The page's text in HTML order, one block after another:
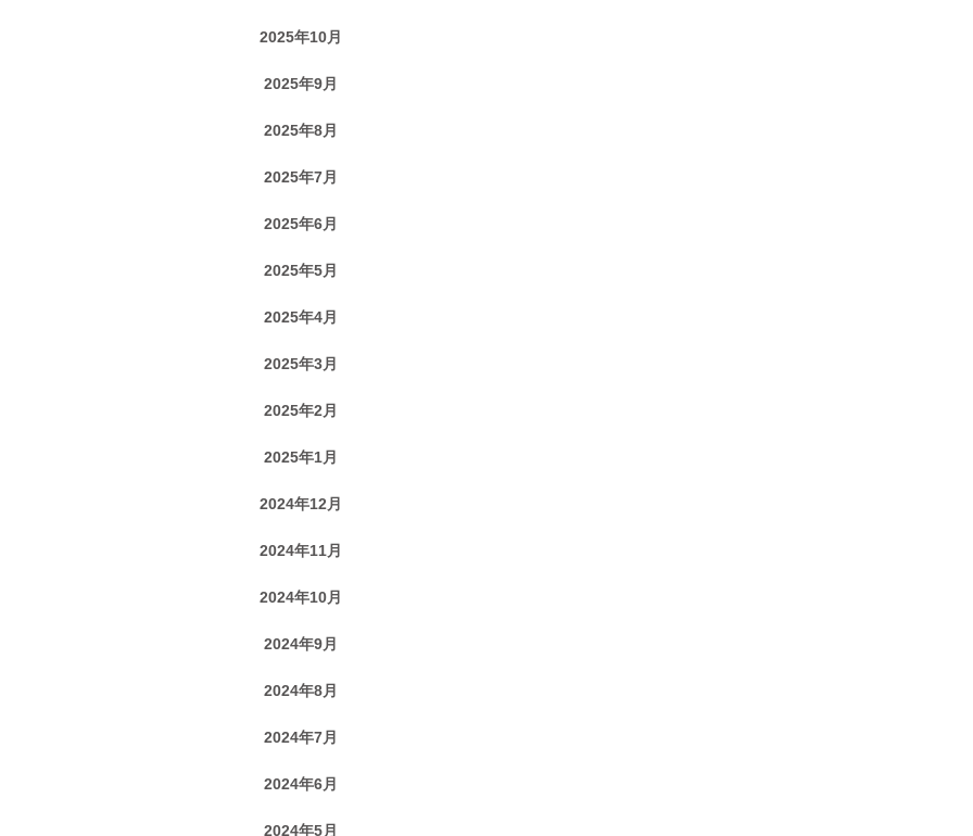
2025年10月
2025年9月
2025年8月
2025年7月
2025年6月
2025年5月
2025年4月
2025年3月
2025年2月
2025年1月
2024年12月
2024年11月
2024年10月
2024年9月
2024年8月
2024年7月
2024年6月
2024年5月